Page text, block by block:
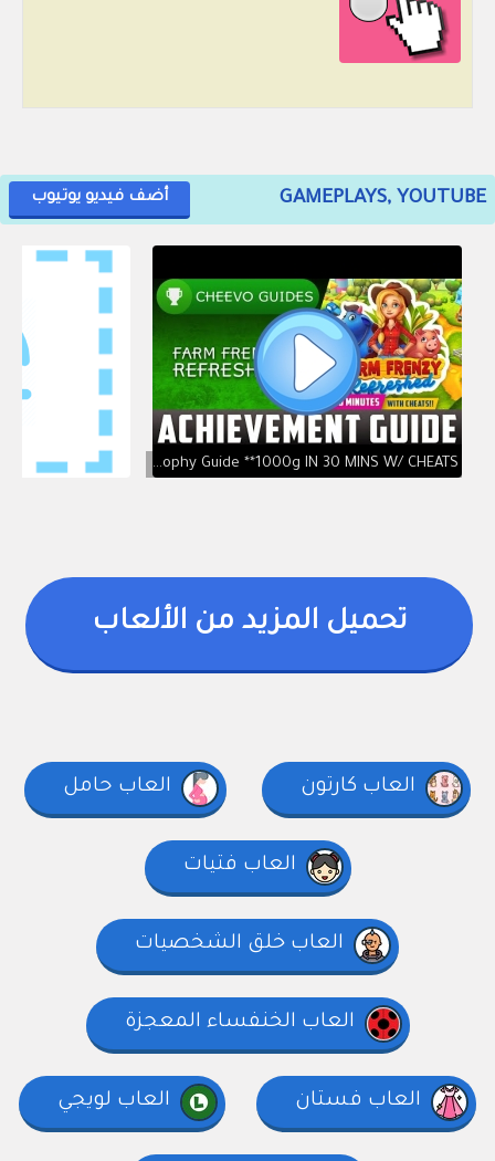
GAMEPLAYS, YOUTUBE أضف فيديو يوتيوب
Farm Frenzy Refreshed | Achievement / Trophy Guide **1000g IN 30 MINS W/ CHEATS!!**
تحميل المزيد من الألعاب
العاب كارتون العاب حامل
العاب فتيات
العاب خلق الشخصيات
العاب الخنفساء المعجزة
العاب فستان العاب لويجي